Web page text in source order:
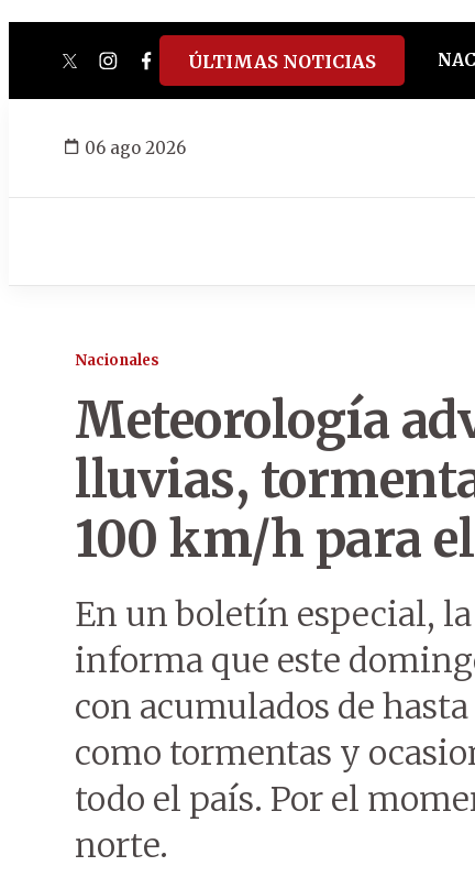
twitterinstagram
facebook
tiktokyoutube
spotify
ÚLTIMAS NOTICIAS
06 ago 2026
Nacionales
Meteorología
lluvias,
100 km/h para
En un boletín especial,
informa que este
con acumulados de
como tormentas y
todo el país. Por el
norte.